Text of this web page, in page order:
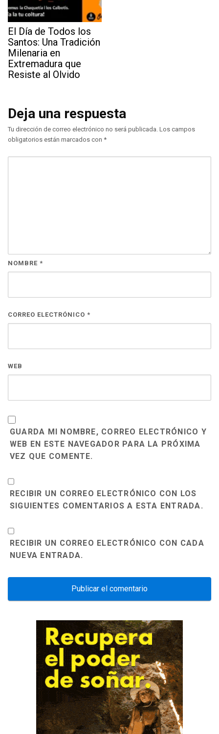
El Día de Todos los
Santos: Una Tradición
Milenaria en
Extremadura que
Resiste al Olvido
Deja una respuesta
Tu dirección de correo electrónico no será publicada. Los campos
obligatorios están marcados con *
NOMBRE *
CORREO ELECTRÓNICO *
WEB
GUARDA MI NOMBRE, CORREO ELECTRÓNICO Y
WEB EN ESTE NAVEGADOR PARA LA PRÓXIMA
VEZ QUE COMENTE.
RECIBIR UN CORREO ELECTRÓNICO CON LOS
SIGUIENTES COMENTARIOS A ESTA ENTRADA.
RECIBIR UN CORREO ELECTRÓNICO CON CADA
NUEVA ENTRADA.